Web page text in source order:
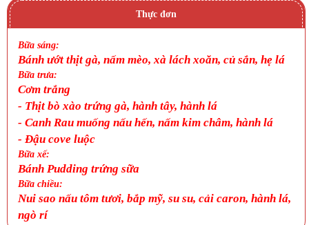
Thực đơn
Bữa sáng:
Bánh ướt thịt gà, nấm mèo, xà lách xoăn, củ sắn, hẹ lá
Bữa trưa:
Cơm trắng
- Thịt bò xào trứng gà, hành tây, hành lá
- Canh Rau muống nấu hến, nấm kim châm, hành lá
- Đậu cove luộc
Bữa xế:
Bánh Pudding trứng sữa
Bữa chiều:
Nui sao nấu tôm tươi, bắp mỹ, su su, cải caron, hành lá,
ngò rí